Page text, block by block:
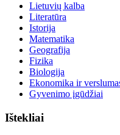
Lietuvių kalba
Literatūra
Istorija
Matematika
Geografija
Fizika
Biologija
Ekonomika ir
Gyvenimo įgūdžiai
Ištekliai